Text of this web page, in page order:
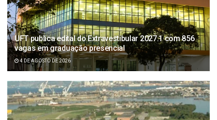
UFT publica edital do Extravestibular 2027.1 com 856
vagas em graduação presencial
4 DE AGOSTO DE 2026